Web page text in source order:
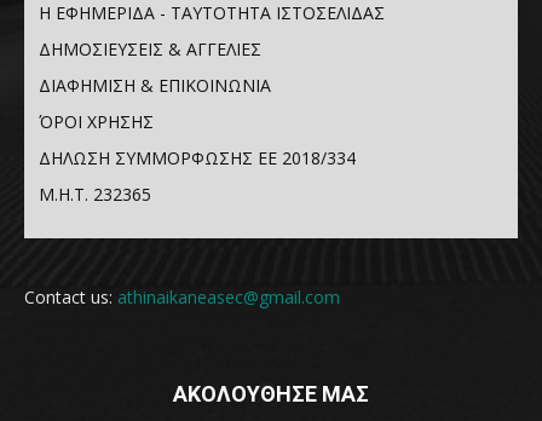
Η ΕΦΗΜΕΡΙΔΑ - ΤΑΥΤΟΤΗΤΑ ΙΣΤΟΣΕΛΙΔΑΣ
ΔΗΜΟΣΙΕΥΣΕΙΣ & ΑΓΓΕΛΙΕΣ
ΔΙΑΦΗΜΙΣΗ & ΕΠΙΚΟΙΝΩΝΙΑ
ΌΡΟΙ ΧΡΗΣΗΣ
ΔΗΛΩΣΗ ΣΥΜΜΟΡΦΩΣΗΣ ΕΕ 2018/334
Μ.Η.Τ. 232365
Contact us: athinaikaneasec@gmail.com
ΑΚΟΛΟΥΘΗΣΕ ΜΑΣ